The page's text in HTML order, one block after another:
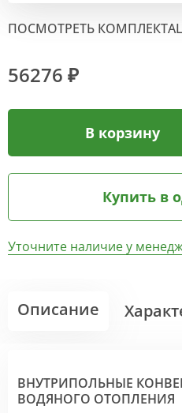
ПОСМОТРЕТЬ
56276 ₽
В корзину
Купить в
Уточните наличие у
Описание
ВНУТРИПОЛЬНЫЕ
ВОДЯНОГО ОТОПЛЕНИЯ